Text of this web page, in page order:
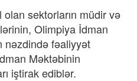
sektorların müdir və
Olimpiya İdman
nəzdində fəaliyyət
Məktəbinin
iştirak ediblər.